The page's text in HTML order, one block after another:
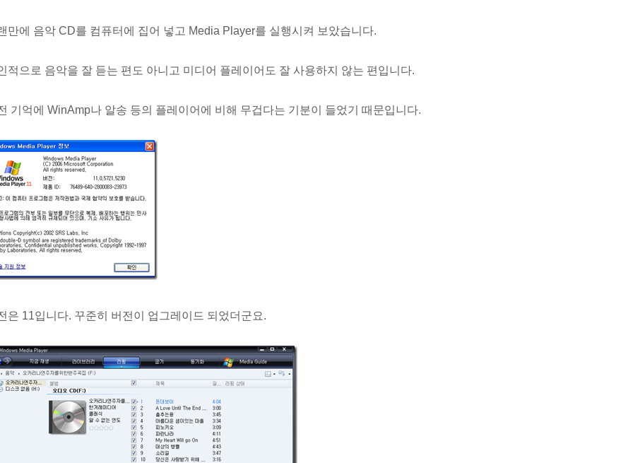
만에 음악 CD를 컴퓨터에 집어 넣고 Media Player를 실행시켜 보았습니다.
적으로 음악을 잘 듣는 편도 아니고 미디어 플레이어도 잘 사용하지 않는 편입니다.
기억에 WinAmp나 알송 등의 플레이어에 비해 무겁다는 기분이 들었기 때문입니다.
은 11입니다. 꾸준히 버전이 업그레이드 되었더군요.